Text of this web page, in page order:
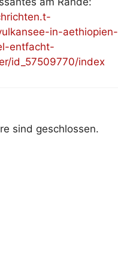
in-aethiopien-
entfacht-
id_57509770/index
sind geschlossen.